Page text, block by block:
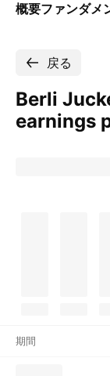
概要ファンダメ
戻る
Berli
earnings
期間